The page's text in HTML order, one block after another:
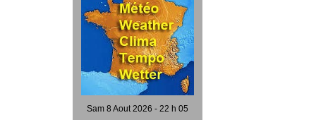
Sam 8 Aout 2026 - 22 h 05